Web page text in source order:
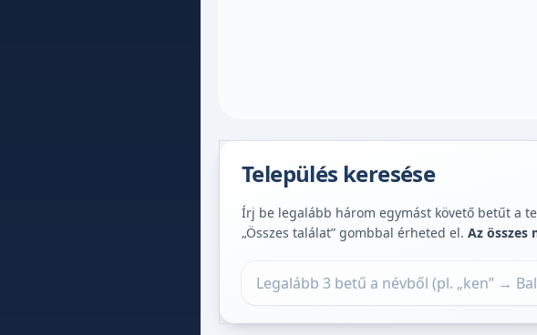
Település keresése
Írj be legalább három egymást követő betűt a
„Összes találat” gombbal érheted el. Az összes